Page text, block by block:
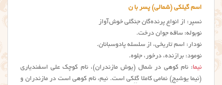
اسم گیلکی (شمالی) پسر با ن
نسپر: از انواع پرنده‌گان جنگلی خوش‌آواز
نوبوله: ساقه جوان درخت.
نودار: اسم تاریخی، از سلسله پادوسبانان.
نومود: برازنده، درخور، جلوه.
نیما: نام کوهی در شمال (یوش مازندران)، نام کوچک علی اسفندیاری
(نیما یوشیج) نمامی کاملا گِلِکی است. نیم، نام کوهی است در مازندران و